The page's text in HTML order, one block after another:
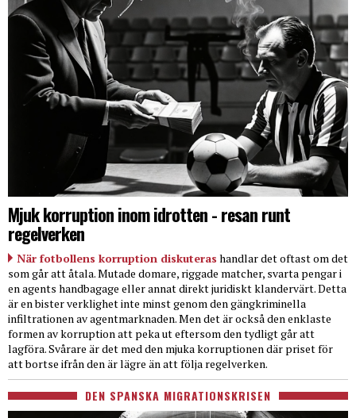
Mjuk korruption inom idrotten - resan runt
regelverken
När fotbollens korruption diskuteras handlar det oftast om det
som går att åtala. Mutade domare, riggade matcher, svarta pengar i
en agents handbagage eller annat direkt juridiskt klandervärt. Detta
är en bister verklighet inte minst genom den gängkriminella
infiltrationen av agentmarknaden. Men det är också den enklaste
formen av korruption att peka ut eftersom den tydligt går att
lagföra. Svårare är det med den mjuka korruptionen där priset för
att bortse ifrån den är lägre än att följa regelverken.
DEN SPANSKA MIGRATIONSKRISEN